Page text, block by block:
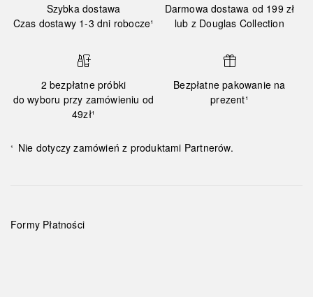
Szybka dostawa
Czas dostawy 1-3 dni robocze¹
Darmowa dostawa od 199 zł
lub z Douglas Collection
2 bezpłatne próbki
do wyboru przy zamówieniu od
49zł¹
Bezpłatne pakowanie na
prezent¹
¹ Nie dotyczy zamówień z produktami Partnerów.
Formy Płatności